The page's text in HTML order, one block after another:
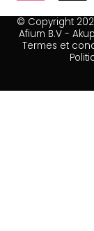
© Copyright
Afium B.V -
Termes et